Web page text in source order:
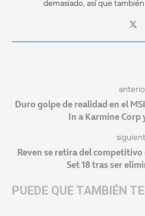
demasiado, así que
Duro golpe de realidad en el
In a Karmine Corp
Reven se retira del
Set 18 tras ser
PUEDE QUE TAMBIÉN